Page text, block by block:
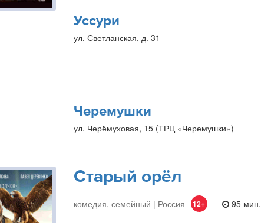
Уссури
ул. Светланская, д. 31
Черемушки
ул. Черёмуховая, 15 (ТРЦ «Черемушки»)
Старый орёл
комедия, семейный | Россия 12+ 95 мин.